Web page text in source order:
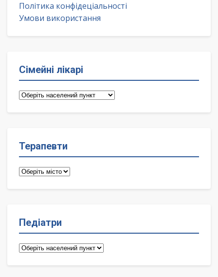
Політика конфідеціальності
Умови використання
Сімейні лікарі
Сімейні
Терапевти
Терапевти
Педіатри
Педіатри